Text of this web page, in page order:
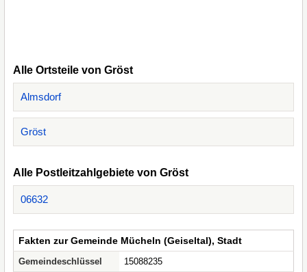
Alle Ortsteile von Gröst
Almsdorf
Gröst
Alle Postleitzahlgebiete von Gröst
06632
Fakten zur Gemeinde Mücheln (Geiseltal), Stadt
Gemeindeschlüssel
15088235